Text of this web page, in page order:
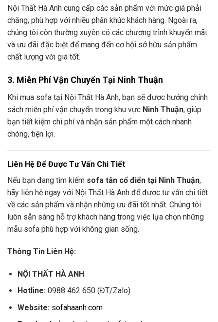
Nội Thất Hà Anh cung cấp các sản phẩm với mức giá phải
chăng, phù hợp với nhiều phân khúc khách hàng. Ngoài ra,
chúng tôi còn thường xuyên có các chương trình khuyến mãi
và ưu đãi đặc biệt để mang đến cơ hội sở hữu sản phẩm
chất lượng với giá tốt.
3. Miễn Phí Vận Chuyển Tại Ninh Thuận
Khi mua sofa tại Nội Thất Hà Anh, bạn sẽ được hưởng chính
sách miễn phí vận chuyển trong khu vực Ninh Thuận, giúp
bạn tiết kiệm chi phí và nhận sản phẩm một cách nhanh
chóng, tiện lợi.
Liên Hệ Để Được Tư Vấn Chi Tiết
Nếu bạn đang tìm kiếm sofa tân cổ điển tại Ninh Thuận,
hãy liên hệ ngay với Nội Thất Hà Anh để được tư vấn chi tiết
về các sản phẩm và nhận những ưu đãi tốt nhất. Chúng tôi
luôn sẵn sàng hỗ trợ khách hàng trong việc lựa chọn những
mẫu sofa phù hợp với không gian sống.
Thông Tin Liên Hệ:
NỘI THẤT HÀ ANH
Hotline:0988 462 650 (ĐT/Zalo)
Website: sofahaanh.com